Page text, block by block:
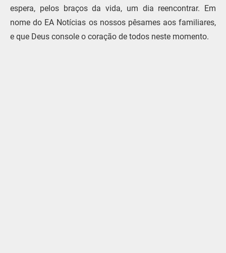
espera, pelos braços da vida, um dia reencontrar. Em
nome do EA Notícias os nossos pêsames aos familiares,
e que Deus console o coração de todos neste momento.